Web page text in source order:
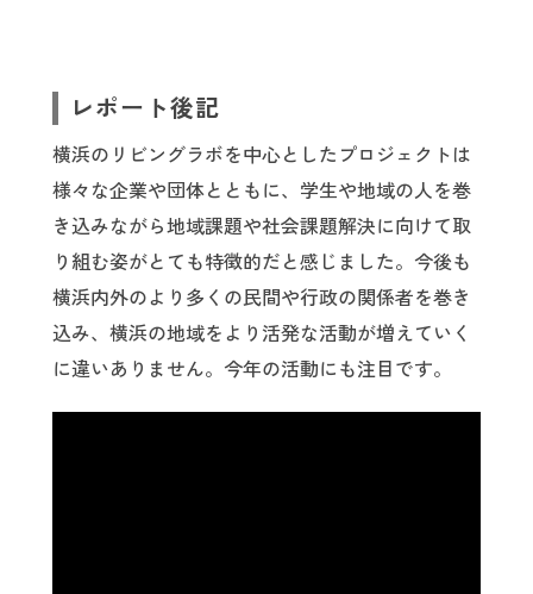
レポート後記
横浜のリビングラボを中心としたプロジェクトは
様々な企業や団体とともに、学生や地域の人を巻
き込みながら地域課題や社会課題解決に向けて取
り組む姿がとても特徴的だと感じました。今後も
横浜内外のより多くの民間や行政の関係者を巻き
込み、横浜の地域をより活発な活動が増えていく
に違いありません。今年の活動にも注目です。